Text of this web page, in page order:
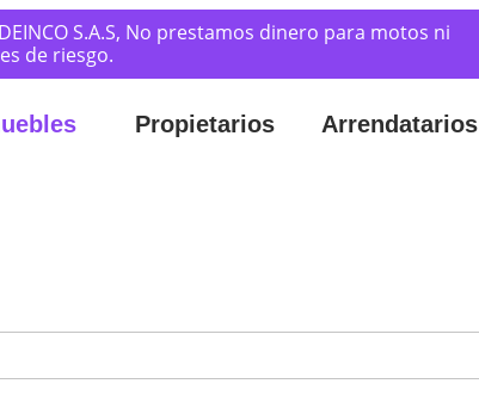
S.A.S, No prestamos dinero para motos ni
de riesgo.
Propietarios Arrendatarios